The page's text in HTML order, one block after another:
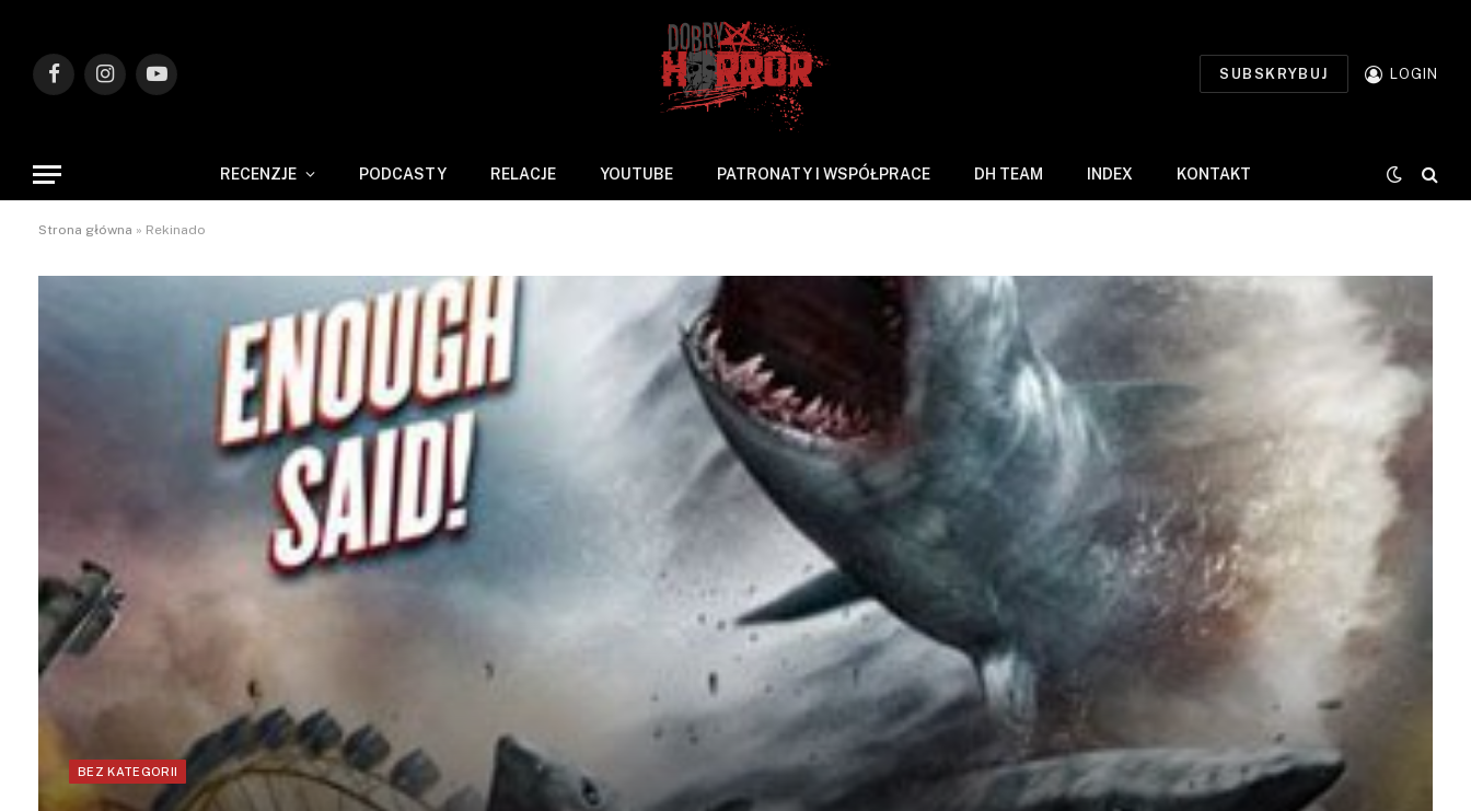
FacebookInstagramYouTube
SUBSKRYBUJ LOGIN
RECENZJE PODCASTY RELACJE YOUTUBE PATRONATY I WSPÓŁPRACE DH TEAM INDEX KONTAKT
Strona główna » Rekinado
BEZ KATEGORII